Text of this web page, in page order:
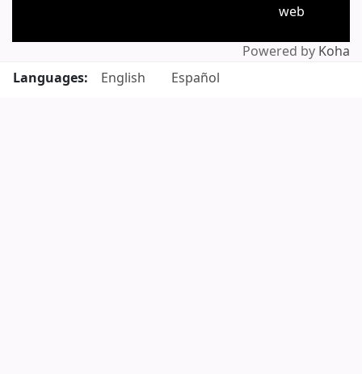
web
Powered by Koha
Languages:
English Español